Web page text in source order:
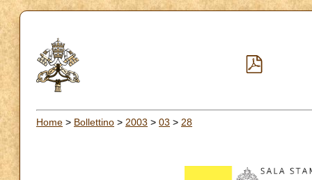
Home > Bollettino > 2003 > 03 > 28